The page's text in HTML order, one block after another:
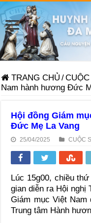
TRANG CHỦ /
Nam hành hương Đức
Hội đồng Giám
Đức Mẹ La Vang
25/04/2025 CUỘC
Lúc 15g00, chiều
gian diễn ra Hội nghị
Giám mục Việt Nam
Trung tâm Hành